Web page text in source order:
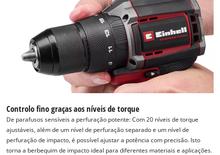
Controlo fino graças aos níveis de torque
De parafusos sensíveis a perfuração potente: Com 20 níveis de torque
ajustáveis, além de um nível de perfuração separado e um nível de
perfuração de impacto, é possível ajustar a potência com precisão. Isto
torna a berbequim de impacto ideal para diferentes materiais e aplicações.